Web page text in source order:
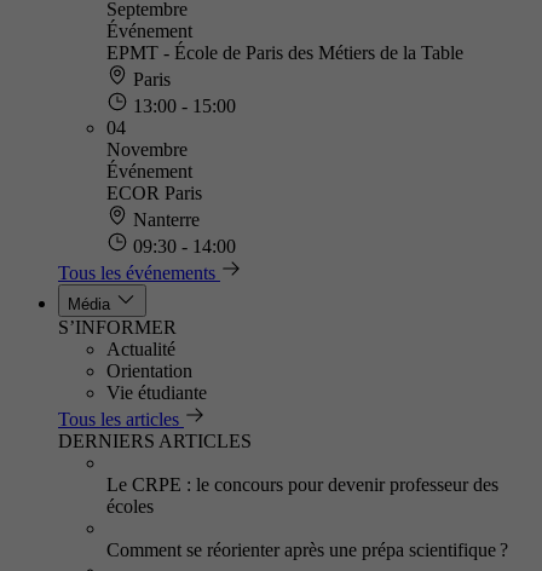
Septembre
Événement
EPMT - École de Paris des Métiers de la Table
Paris
13:00 - 15:00
04
Novembre
Événement
ECOR Paris
Nanterre
09:30 - 14:00
Tous les événements
Média
S’INFORMER
Actualité
Orientation
Vie étudiante
Tous les articles
DERNIERS ARTICLES
Le CRPE : le concours pour devenir professeur des
écoles
Comment se réorienter après une prépa scientifique ?